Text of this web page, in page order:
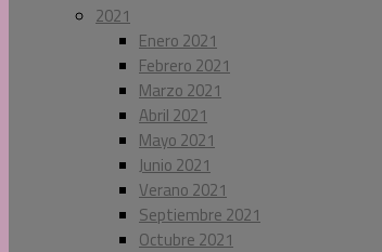
2021
Enero 2021
Febrero 2021
Marzo 2021
Abril 2021
Mayo 2021
Junio 2021
Verano 2021
Septiembre 2021
Octubre 2021